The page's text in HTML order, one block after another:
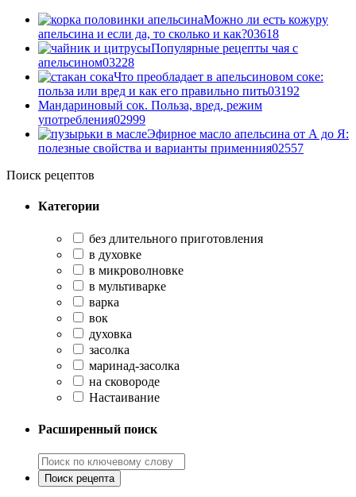
Можно ли есть кожуру
апельсина и если да, то сколько и как?03618
Популярные рецепты чая с
апельсином03228
Что преобладает в апельсиновом соке:
польза или вред и как его правильно пить03192
Мандариновый сок. Польза, вред, режим
употребления02999
Эфирное масло апельсина от А до Я:
полезные свойства и варианты применния02557
Поиск рецептов
Категории
без длительного приготовления
в духовке
в микроволновке
в мультиварке
варка
вок
духовка
засолка
маринад-засолка
на сковороде
Настаивание
Расширенный поиск